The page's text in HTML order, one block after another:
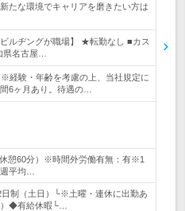
な環境でキャリアを磨きたい方は
ビルヂングが職場】 ★転勤なし ■カス
県名古屋…
経験・年齢を考慮の上、当社規定に
6ヶ月あり。待遇の…
憩60分）※時間外労働有無：有※1
平均…
日制（土日）└※土曜・連休に出勤あ
）◆有給休暇└…